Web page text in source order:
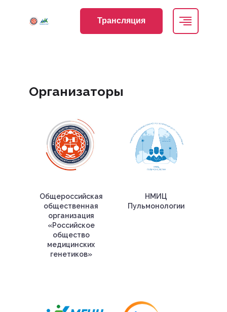
Трансляция
Организаторы
Общероссийская
общественная
организация
«Российское
общество
медицинских
генетиков»
НМИЦ
Пульмонологии